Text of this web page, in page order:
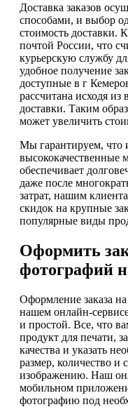
Доставка заказов
способами, и выбор
стоимость доставки.
почтой России, что
курьерскую службу
удобное получение
доступные в г
рассчитана исходя из
доставки. Таким
может увеличить
Мы гарантируем, что
высококачественные
обеспечивает
даже после
затрат, нашим
скидок на крупные
популярные виды
Оформить
фотографий
Оформление заказа
нашем онлайн-
и простой. Все, что
продукт для печати,
качества и указать
размер, количество и
изображению. Наш
мобильном
фотографию под